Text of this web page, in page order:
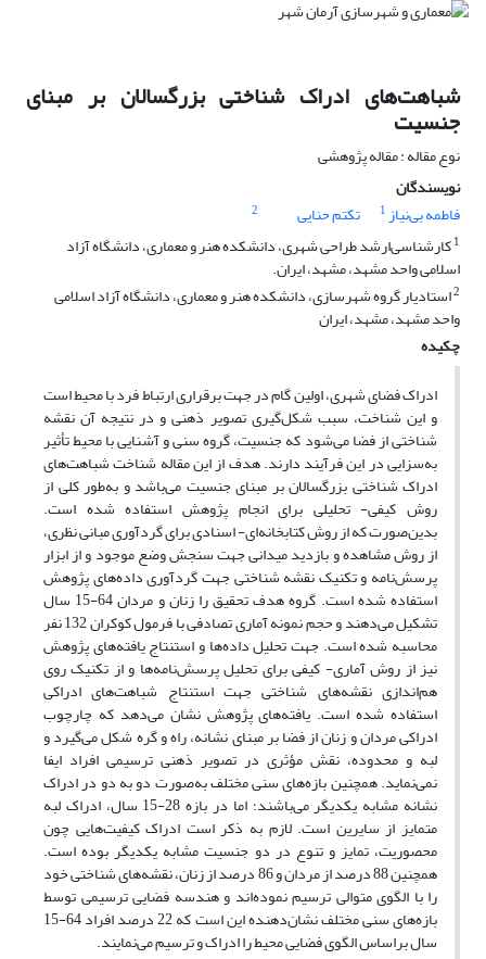
شباهت‌های ادراک شناختی بزرگسالان بر مبنای
جنسیت
نوع مقاله : مقاله پژوهشی
نویسندگان
فاطمه بی‌نیاز1 تکتم حنایی
2
1کارشناسی‌ارشد طراحی شهری، دانشکده هنر و معماری، دانشگاه آزاد
اسلامی واحد مشهد، مشهد، ایران.
2استادیار گروه شهرسازی، دانشکده هنر و معماری، دانشگاه آزاد اسلامی
واحد مشهد، مشهد، ایران
چکیده
ادراک فضای شهری، اولین گام در جهت برقراری ارتباط فرد با محیط است
و این شناخت، سبب شکل‌گیری تصویر ذهنی و در نتیجه آن نقشه
شناختی از فضا می‌شود که جنسیت، گروه سنی و آشنایی با محیط تأثیر
به‌سزایی در این فرآیند دارند. هدف از این مقاله شناخت شباهت‌های
ادراک شناختی بزرگسالان بر مبنای جنسیت می‌باشد و به‌طور کلی از
روش کیفی- تحلیلی برای انجام پژوهش استفاده شده است.
بدین‌صورت که از روش کتابخانه‌ای- اسنادی برای گردآوری مبانی نظری،
از روش مشاهده و بازدید میدانی جهت سنجش وضع موجود و از ابزار
پرسش‌نامه و تکنیک نقشه شناختی جهت گردآوری داده‌های پژوهش
استفاده شده است. گروه هدف تحقیق را زنان و مردان 64-15 سال
تشکیل می‌دهند و حجم نمونه آماری تصادفی با فرمول کوکران 132 نفر
محاسبه شده است. جهت تحلیل داده‌ها و استنتاج یافته‌های پژوهش
نیز از روش آماری- کیفی برای تحلیل پرسش‌نامه‌ها و از تکنیک روی
هم‌اندازی نقشه‌های شناختی جهت استنتاج شباهت‌های ادراکی
استفاده شده است. یافته‌های پژوهش نشان می‌دهد که چارچوب
ادراکی مردان و زنان از فضا بر مبنای نشانه، راه و گره شکل می‌گیرد و
لبه و محدوده، نقش مؤثری در تصویر ذهنی ترسیمی افراد ایفا
نمی‌نماید. همچنین بازه‌های سنی مختلف به‌صورت دو به دو در ادراک
نشانه مشابه یکدیگر می‌باشند؛ اما در بازه 28-15 سال، ادراک لبه
متمایز از سایرین است. لازم به ذکر است ادراک کیفیت‌هایی چون
محصوریت، تمایز و تنوع در دو جنسیت مشابه یکدیگر بوده است.
همچنین 88 درصد از مردان و 86 درصد از زنان، نقشه‌های شناختی خود
را با الگوی متوالی ترسیم نموده‌اند و هندسه فضایی ترسیمی توسط
بازه‌های سنی مختلف نشان‌دهنده این است که 22 درصد افراد 64-15
سال براساس الگوی فضایی محیط را ادراک و ترسیم می‌نمایند.